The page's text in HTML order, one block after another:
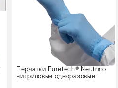
Перчатки Puretech® Neutrino
нитриловые одноразовые